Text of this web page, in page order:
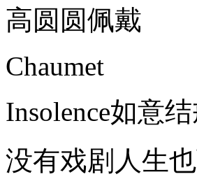
高圆圆佩戴
Chaumet
Insolence如意
没有戏剧人生